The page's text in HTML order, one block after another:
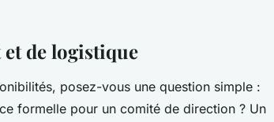
de logistique
posez-vous une question simple :
formelle pour un comité de direction ? Un